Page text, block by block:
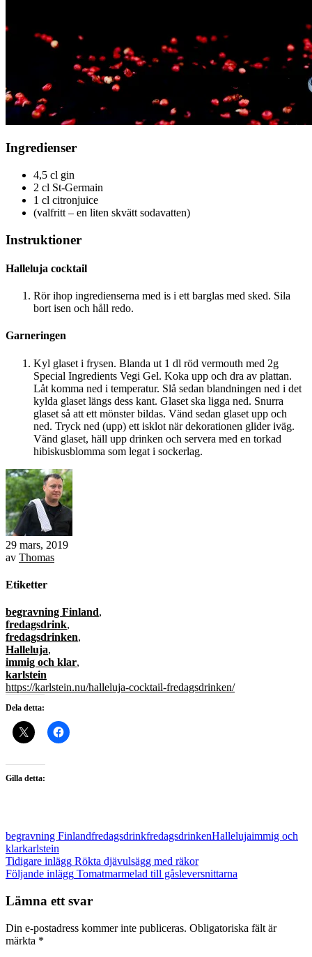
Ingredienser
4,5 cl gin
2 cl St-Germain
1 cl citronjuice
(valfritt – en liten skvätt sodavatten)
Instruktioner
Halleluja cocktail
Rör ihop ingredienserna med is i ett barglas med sked. Sila
bort isen och håll redo.
Garneringen
Kyl glaset i frysen. Blanda ut 1 dl röd vermouth med 2g
Special Ingredients Vegi Gel. Koka upp och dra av plattan.
Låt komma ned i temperatur. Slå sedan blandningen ned i det
kylda glaset längs dess kant. Glaset ska ligga ned. Snurra
glaset så att ett mönster bildas. Vänd sedan glaset upp och
ned. Tryck ned (upp) ett isklot när dekorationen glider iväg.
Vänd glaset, häll upp drinken och servera med en torkad
hibiskusblomma som legat i sockerlag.
29 mars, 2019
av Thomas
Etiketter
begravning Finland,
fredagsdrink,
fredagsdrinken,
Halleluja,
immig och klar,
karlstein
https://karlstein.nu/halleluja-cocktail-fredagsdrinken/
Dela detta:
Gilla detta:
begravning FinlandfredagsdrinkfredagsdrinkenHallelujaimmig och
klarkarlstein
Inläggsnavigering
Tidigare inlägg Rökta djävulsägg med räkor
Följande inlägg Tomatmarmelad till gåsleversnittarna
Lämna ett svar
Din e-postadress kommer inte publiceras. Obligatoriska fält är
märkta *